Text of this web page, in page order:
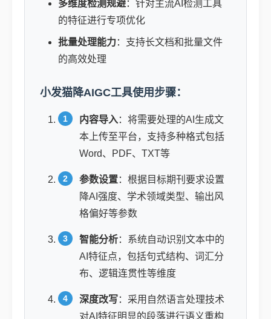
多维度检测规避：针对主流AI检测工具
的特征进行专项优化
批量处理能力：支持长文档和批量文件
的高效处理
小发猫降AIGC工具使用步骤：
内容导入：将需要处理的AI生成文
本上传至平台，支持多种格式包括
Word、PDF、TXT等
参数设置：根据目标期刊要求设置
降AI强度、学术领域类型、输出风
格偏好等参数
智能分析：系统自动识别文本中的
AI特征点，包括句式结构、词汇分
布、逻辑连贯性等维度
深度改写：采用自然语言处理技术
对AI特征明显的段落进行语义重构